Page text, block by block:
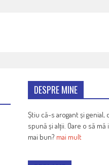
DESPRE MINE
Știu că-s arogant și genial,
spună și alții. Oare o să
mai bun? mai mult